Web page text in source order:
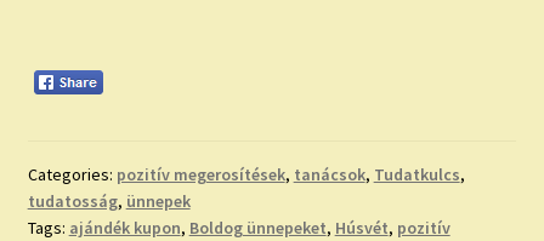
Categories: pozitív megerosítések, tanácsok, Tudatkulcs,
tudatosság, ünnepek
Tags: ajándék kupon, Boldog ünnepeket, Húsvét, pozitív